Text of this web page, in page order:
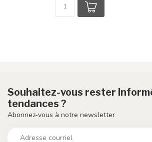
Souhaitez-vous rester
tendances ?
Abonnez-vous à notre newsletter